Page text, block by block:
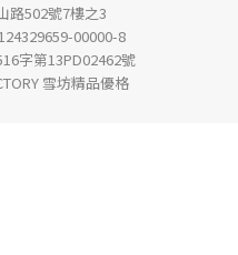
路502號7樓之3
00000-8
字第13PD02462號
雪坊精品優格